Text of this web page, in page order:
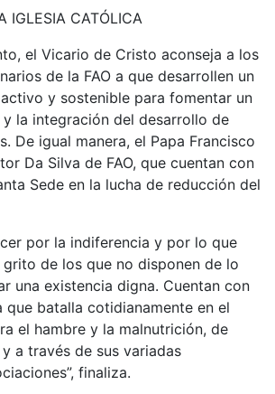
IGLESIA CATÓLICA
el Vicario de Cristo aconseja a los
de la FAO a que desarrollen un
y sostenible para fomentar un
la integración del desarrollo de
De igual manera, el Papa Francisco
Da Silva de FAO, que cuentan con
Sede en la lucha de reducción del
por la indiferencia y por lo que
grito de los que no disponen de lo
una existencia digna. Cuentan con
que batalla cotidianamente en el
el hambre y la malnutrición, de
a través de sus variadas
finaliza.